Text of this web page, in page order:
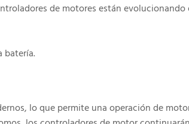
de motores están evolucionando
batería.
lo que permite una operación de